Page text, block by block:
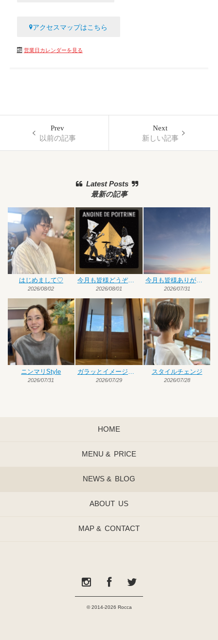
アクセスマップはこちら
営業日カレンダーを見る
Prev
以前の記事
Next
新しい記事
Latest Posts
最新の記事
はじめまして♡
2026/08/02
今月も皆様どうぞよろしくお願いいたします
2026/08/01
今月も皆様ありがとうございました
2026/07/31
ニンマリStyle
2026/07/31 2026/07/29
スタイルチェンジ
2026/07/28
HOME
MENU & PRICE
NEWS & BLOG
ABOUT US
MAP & CONTACT
© 2014-2026 Rocca